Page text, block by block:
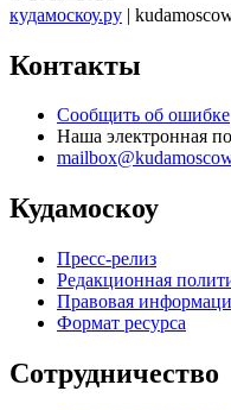
кудамоскоу.ру |
Контакты
Сообщить об ошибке
Наша электронная
Кудамоскоу
Пресс-релиз
Редакционная
Правовая
Формат ресурса
Сотрудничество